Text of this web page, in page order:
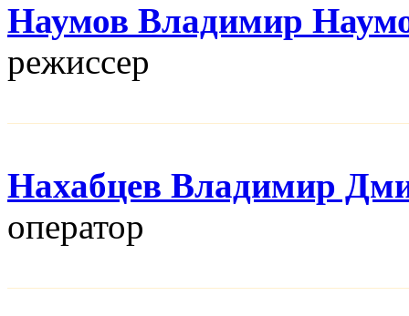
Наумов Владимир
режисcер
Нахабцев Владимир
оператор